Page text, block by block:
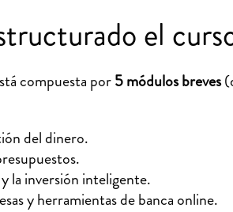
el
compuesta por5 módulos breves
del dinero.
la inversión inteligente.
y herramientas de banca online.